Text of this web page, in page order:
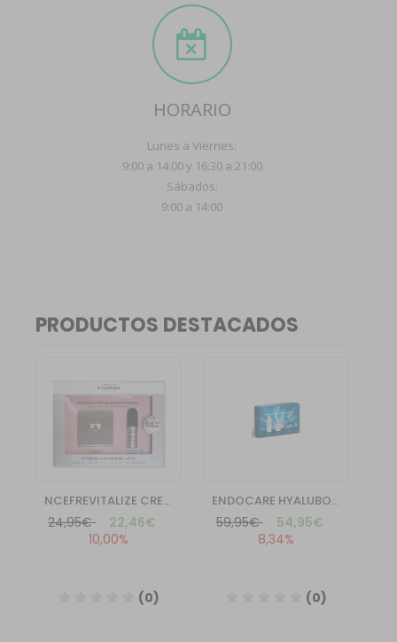
HORARIO
Lunes a Viernes:
9:00 a 14:00 y 16:30 a 21:00
Sábados:
9:00 a 14:00